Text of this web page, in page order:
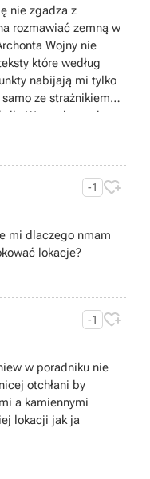
nie zgadza z
rozmawiać zemną w
Wojny nie
które według
nabijają mi tylko
ze strażnikiem
Wzgardzonych a
-1 
mi dlaczego nmam
lokacje?
-1 
w poradniku nie
otchłani by
a kamiennymi
lokacji jak ja